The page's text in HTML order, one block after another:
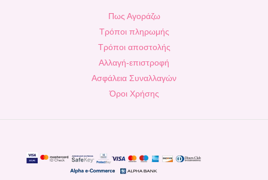
Πως Αγοράζω
Τρόποι πληρωμής
Τρόποι αποστολής
Αλλαγή-επιστροφή
Ασφάλεια Συναλλαγών
Όροι Χρήσης